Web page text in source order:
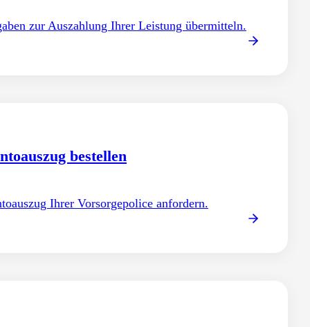
zur Auszahlung Ihrer Leistung übermitteln.
bestellen
Ihrer Vorsorgepolice anfordern.